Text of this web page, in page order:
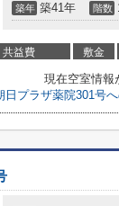
築年 築41年 階数
共益費 敷金
現在空室情報
日プラザ薬院301号